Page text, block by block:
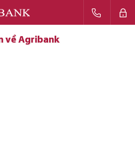
về Agribank
về Agribank
về Agribank